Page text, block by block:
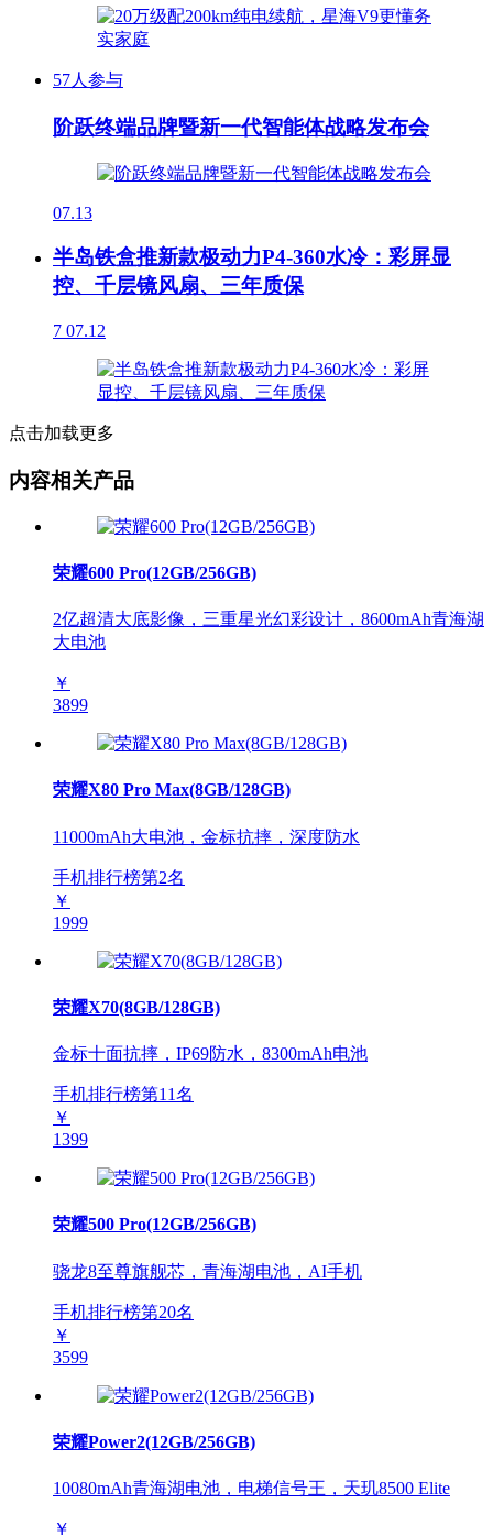
57人参与
阶跃终端品牌暨新一代智能体战略发布会
07.13
半岛铁盒推新款极动力P4-360水冷：彩屏显
控、千层镜风扇、三年质保
7 07.12
点击加载更多
内容相关产品
荣耀600 Pro(12GB/256GB)
2亿超清大底影像，三重星光幻彩设计，8600mAh青海湖
大电池
￥
3899
荣耀X80 Pro Max(8GB/128GB)
11000mAh大电池，金标抗摔，深度防水
手机排行榜第2名
￥
1999
荣耀X70(8GB/128GB)
金标十面抗摔，IP69防水，8300mAh电池
手机排行榜第11名
￥
1399
荣耀500 Pro(12GB/256GB)
骁龙8至尊旗舰芯，青海湖电池，AI手机
手机排行榜第20名
￥
3599
荣耀Power2(12GB/256GB)
10080mAh青海湖电池，电梯信号王，天玑8500 Elite
￥